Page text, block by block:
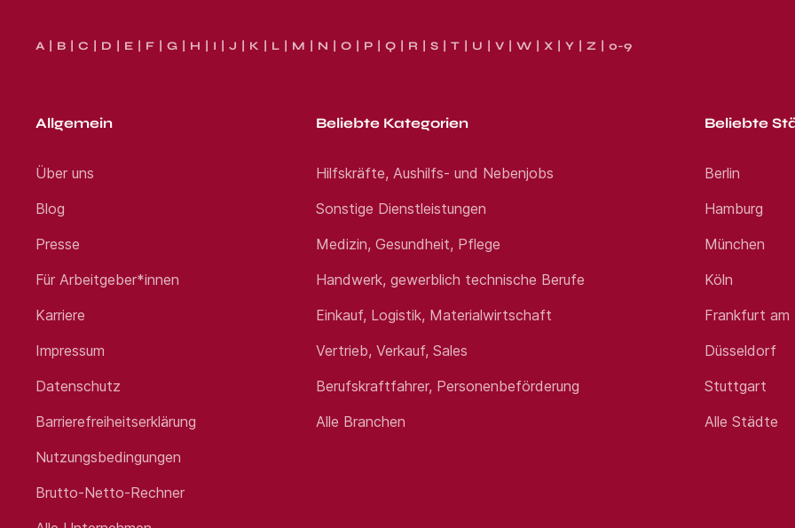
A B C D E F G H I J K L M N O P Q R S T U V W X Y Z 0-9
Allgemein
Über uns
Blog
Presse
Für Arbeitgeber*innen
Karriere
Impressum
Datenschutz
Barrierefreiheitserklärung
Nutzungsbedingungen
Brutto-Netto-Rechner
Beliebte Kategorien
Hilfskräfte, Aushilfs- und Nebenjobs
Sonstige Dienstleistungen
Medizin, Gesundheit, Pflege
Handwerk, gewerblich technische Berufe
Einkauf, Logistik, Materialwirtschaft
Vertrieb, Verkauf, Sales
Berufskraftfahrer, Personenbeförderung
Alle Branchen
Beliebte
Berlin
Hamburg
München
Köln
Frankfurt am
Düsseldorf
Stuttgart
Alle Städte